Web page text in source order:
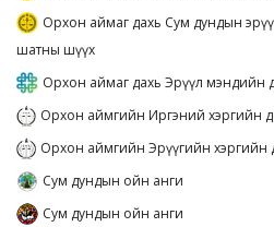
Орхон аймаг дахь Сум дундын
шатны шүүх
Орхон аймаг дахь Эрүүл мэндийн
Орхон аймгийн Иргэний хэргийн
Орхон аймгийн Эрүүгийн хэргийн
Сум дундын ойн анги
Сум дундын ойн анги